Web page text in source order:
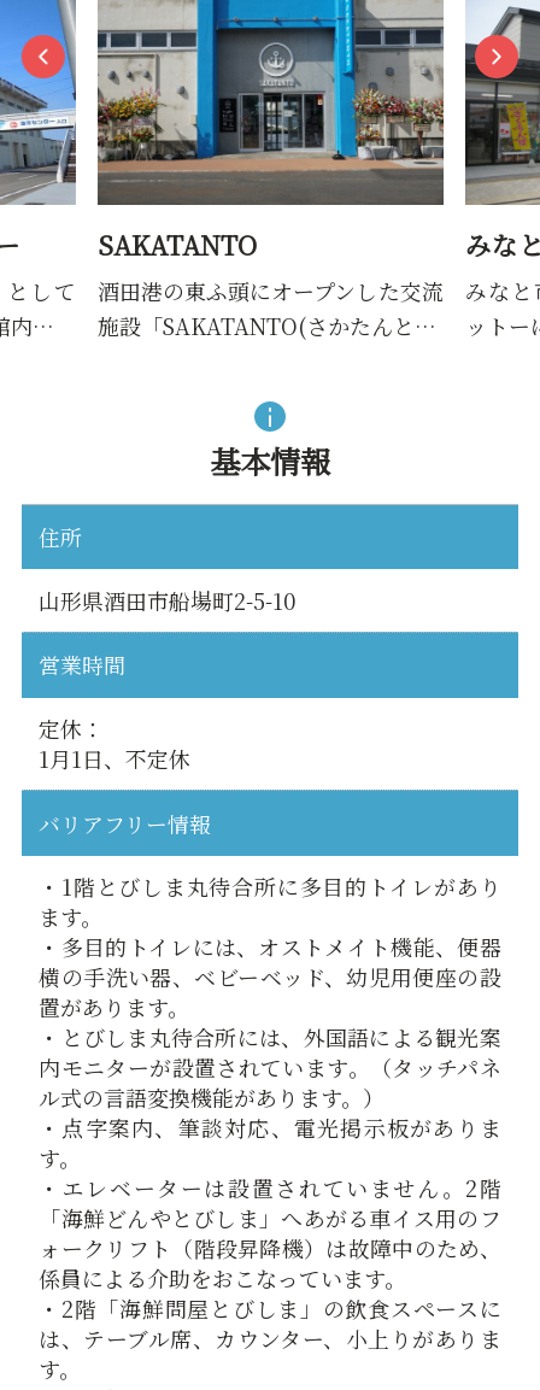
して
内…
SAKATANTO
酒田港の東ふ頭にオープンした交流
施設「SAKATANTO(さかたんと…
みな
みな
ット
基本情報
住所
山形県酒田市船場町2-5-10
営業時間
定休：
1月1日、不定休
バリアフリー情報
・1階とびしま丸待合所に多目的トイレがあり
ます。
・多目的トイレには、オストメイト機能、便器
横の手洗い器、ベビーベッド、幼児用便座の設
置があります。
・とびしま丸待合所には、外国語による観光案
内モニターが設置されています。（タッチパネ
ル式の言語変換機能があります。）
・点字案内、筆談対応、電光掲示板がありま
す。
・エレベーターは設置されていません。2階
「海鮮どんやとびしま」へあがる車イス用のフ
ォークリフト（階段昇降機）は故障中のため、
係員による介助をおこなっています。
・2階「海鮮問屋とびしま」の飲食スペースに
は、テーブル席、カウンター、小上りがありま
す。